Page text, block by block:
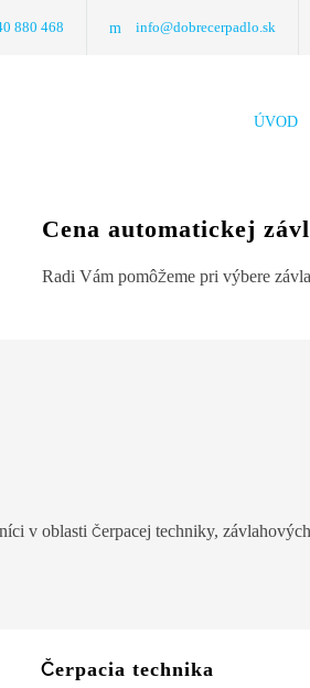
880 468 info@dobrecerpadlo.sk
ÚVOD
Cena automatickej
Radi Vám pomôžeme pri výbere
v oblasti čerpacej techniky,
Čerpacia technika